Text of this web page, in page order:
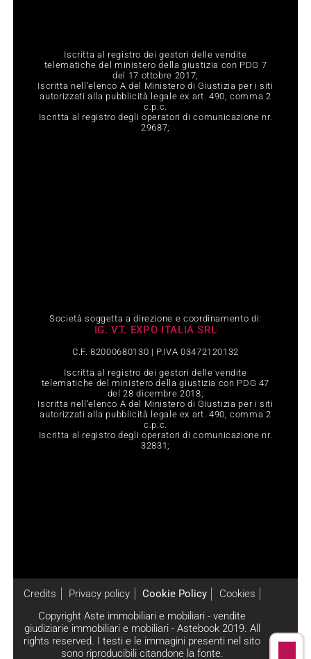
Iscritta al registro dei gestori delle vendite
telematiche del ministero della giustizia con PDG 7
del 17 ottobre 2017;
Iscritta nell‘elenco A del Ministero di Giustizia per i siti
autorizzati alla pubblicità legale ex art. 490, comma 2
c.p.c.
Iscritta al registro degli operatori di comunicazione nr.
29687;
Società soggetta a direzione e coordinamento di:
IG. VT. EXPO ITALIA SRL
C.F. 82000680130 | P.IVA 03472120132
Iscritta al registro dei gestori delle vendite
telematiche del ministero della giustizia con PDG 47
del 28 dicembre 2018;
Iscritta nell‘elenco A del Ministero di Giustizia per i siti
autorizzati alla pubblicità legale ex art. 490, comma 2
c.p.c.
Iscritta al registro degli operatori di comunicazione nr.
32831;
Credits Privacy policy Cookie Policy
Cookies
Copyright Aste immobiliari e mobiliari - vendite
giudiziarie immobiliari e mobiliari - Astebook 2019. All
rights reserved. I testi e le immagini presenti nel sito
sono riproducibili citandone la fonte.